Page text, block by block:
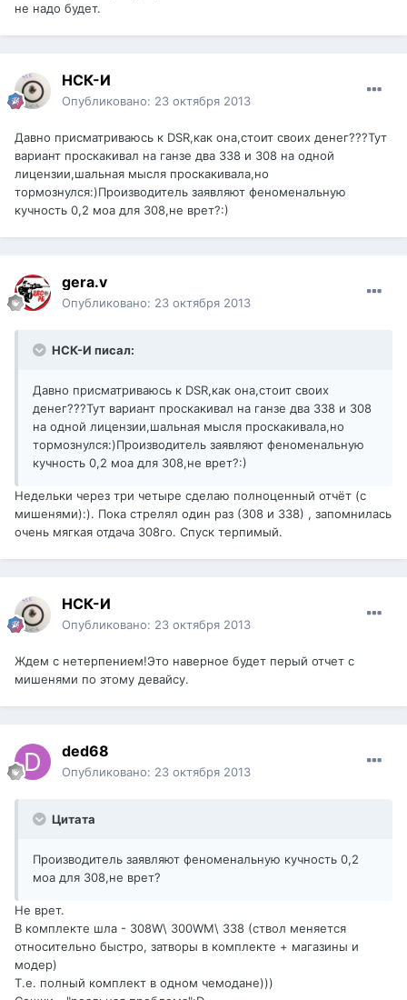
не надо будет.
НСК-И
Опубликовано: 23 октября 2013
Давно присматриваюсь к DSR,как она,стоит своих денег???Тут
вариант проскакивал на ганзе два 338 и 308 на одной
лицензии,шальная мысля проскакивала,но
тормознулся:)Производитель заявляют феноменальную
кучность 0,2 моа для 308,не врет?:)
gera.v
Опубликовано: 23 октября 2013
НСК-И писал:
Давно присматриваюсь к DSR,как она,стоит своих
денег???Тут вариант проскакивал на ганзе два 338 и 308
на одной лицензии,шальная мысля проскакивала,но
тормознулся:)Производитель заявляют феноменальную
кучность 0,2 моа для 308,не врет?:)
Недельки через три четыре сделаю полноценный отчёт (с
мишенями):). Пока стрелял один раз (308 и 338) , запомнилась
очень мягкая отдача 308го. Спуск терпимый.
НСК-И
Опубликовано: 23 октября 2013
Ждем с нетерпением!Это наверное будет перый отчет с
мишенями по этому девайсу.
ded68
Опубликовано: 23 октября 2013
Цитата
Производитель заявляют феноменальную кучность 0,2
моа для 308,не врет?
Не врет.
В комплекте шла - 308W\ 300WM\ 338 (ствол меняется
относительно быстро, затворы в комплекте + магазины и
модер)
Т.е. полный комплект в одном чемодане)))